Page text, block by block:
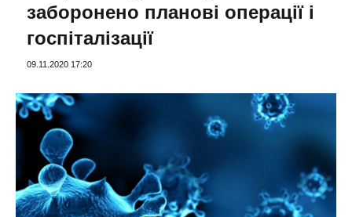
заборонено планові операції і
госпіталізації
09.11.2020 17:20